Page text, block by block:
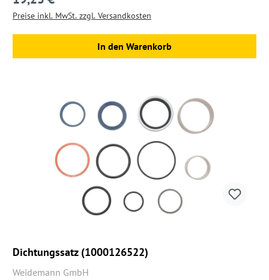
Preise inkl. MwSt. zzgl. Versandkosten
In den Warenkorb
Dichtungssatz (1000126522)
Weidemann GmbH